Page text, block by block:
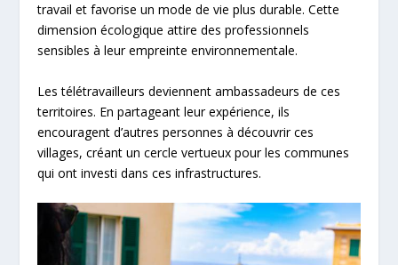
travail et favorise un mode de vie plus durable. Cette
dimension écologique attire des professionnels
sensibles à leur empreinte environnementale.
Les télétravailleurs deviennent ambassadeurs de ces
territoires. En partageant leur expérience, ils
encouragent d’autres personnes à découvrir ces
villages, créant un cercle vertueux pour les communes
qui ont investi dans ces infrastructures.